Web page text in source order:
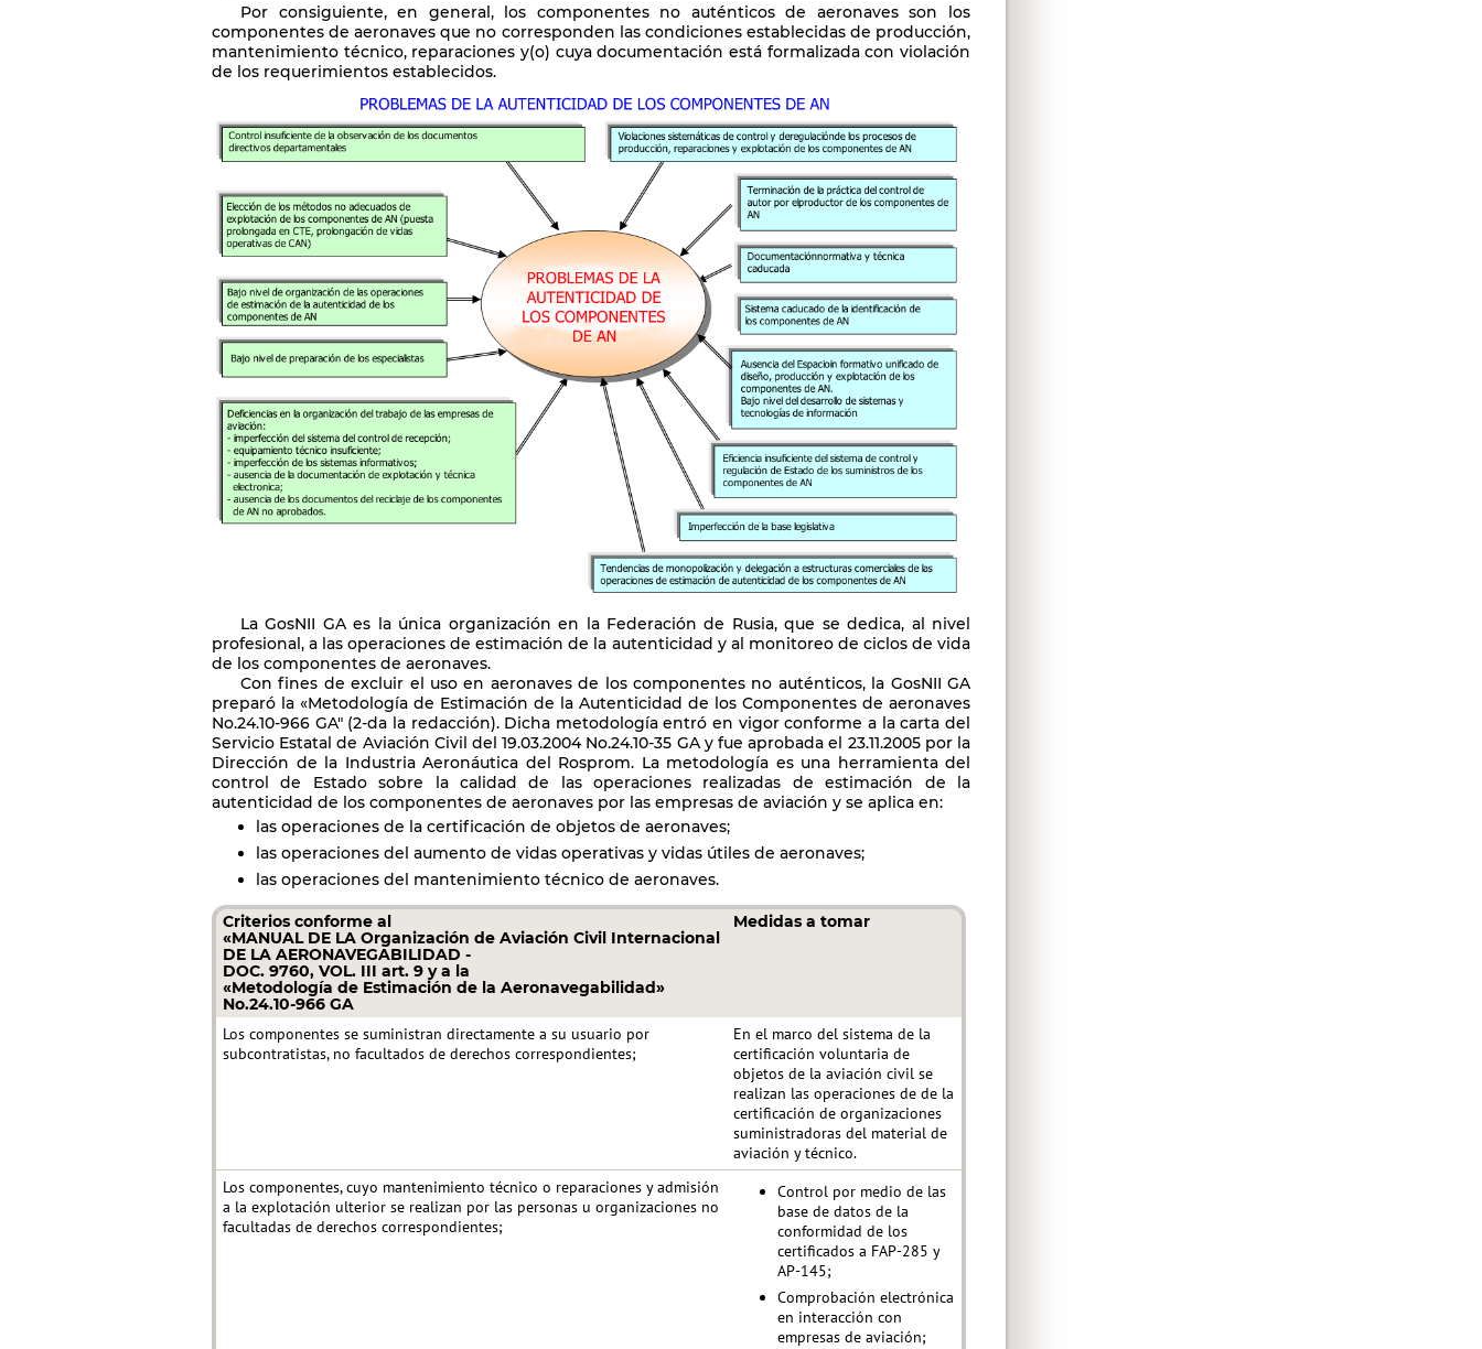
Por consiguiente, en general, los componentes no auténticos de aeronaves son los
componentes de aeronaves que no corresponden las condiciones establecidas de producción,
mantenimiento técnico, reparaciones y(o) cuya documentación está formalizada con violación
de los requerimientos establecidos.
La GosNII GA es la única organización en la Federación de Rusia, que se dedica, al nivel
profesional, a las operaciones de estimación de la autenticidad y al monitoreo de ciclos de vida
de los componentes de aeronaves.
Con fines de excluir el uso en aeronaves de los componentes no auténticos, la GosNII GA
preparó la «Metodología de Estimación de la Autenticidad de los Componentes de aeronaves
No.24.10-966 GA" (2-da la redacción). Dicha metodología entró en vigor conforme a la carta del
Servicio Estatal de Aviación Civil del 19.03.2004 No.24.10-35 GA y fue aprobada el 23.11.2005 por la
Dirección de la Industria Aeronáutica del Rosprom. La metodología es una herramienta del
control de Estado sobre la calidad de las operaciones realizadas de estimación de la
autenticidad de los componentes de aeronaves por las empresas de aviación y se aplica en:
las operaciones de la certificación de objetos de aeronaves;
las operaciones del aumento de vidas operativas y vidas útiles de aeronaves;
las operaciones del mantenimiento técnico de aeronaves.
Criterios conforme al
«MANUAL DE LA Organización de Aviación Civil Internacional
DE LA AERONAVEGABILIDAD -
DOC. 9760, VOL. III art. 9 y a la
«Metodología de Estimación de la Aeronavegabilidad»
No.24.10-966 GA
Medidas a tomar
Los componentes se suministran directamente a su usuario por
subcontratistas, no facultados de derechos correspondientes;
En el marco del sistema de la
certificación voluntaria de
objetos de la aviación civil se
realizan las operaciones de de la
certificación de organizaciones
suministradoras del material de
aviación y técnico.
Los componentes, cuyo mantenimiento técnico o reparaciones y admisión
a la explotación ulterior se realizan por las personas u organizaciones no
facultadas de derechos correspondientes;
Control por medio de las
base de datos de la
conformidad de los
certificados a FAP-285 y
AP-145;
Comprobación electrónica
en interacción con
empresas de aviación;